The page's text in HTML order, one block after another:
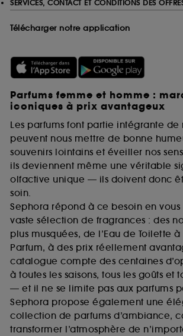
SERVICES, CONTACT ET CONDITIONS DES
Télécharger notre application
Parfums femme et homme :
iconiques à prix avantageux
Les parfums font partie intégrante de
peuvent nous mettre de bonne
souvenirs lointains et éveiller nos
ils deviennent même une véritable
olfactive unique — ils doivent donc
soin.
Sephora répond à ce besoin en vous
vaste sélection de fragrances : des
plus musquées, de l’Eau de Toilette à
Parfum, à des prix réellement
catalogue compte des centaines
à toutes les saisons, tous les goûts et
— et il ne se limite pas aux parfums
Sephora propose également une
collection de parfums d’ambiance,
transformer l’atmosphère de